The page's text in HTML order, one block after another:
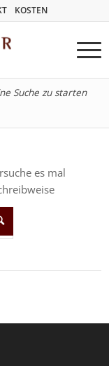
KOSTEN
Suche zu starten
es mal